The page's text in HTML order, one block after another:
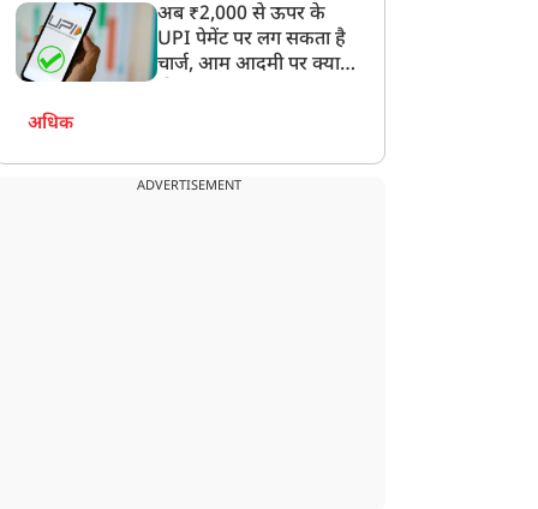
अब ₹2,000 से ऊपर के
UPI पेमेंट पर लग सकता है
चार्ज, आम आदमी पर क्या
अधिक
ADVERTISEMENT